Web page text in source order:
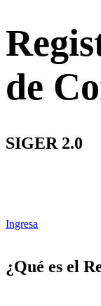
de
SIGER 2.0
Ingresa
¿Qué es el